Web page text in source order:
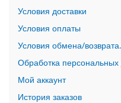
h
o
n
e
1
7
P
r
o
Условия доставки
Условия оплаты
Условия обмена/
Обработка
Мой аккаунт
История заказов